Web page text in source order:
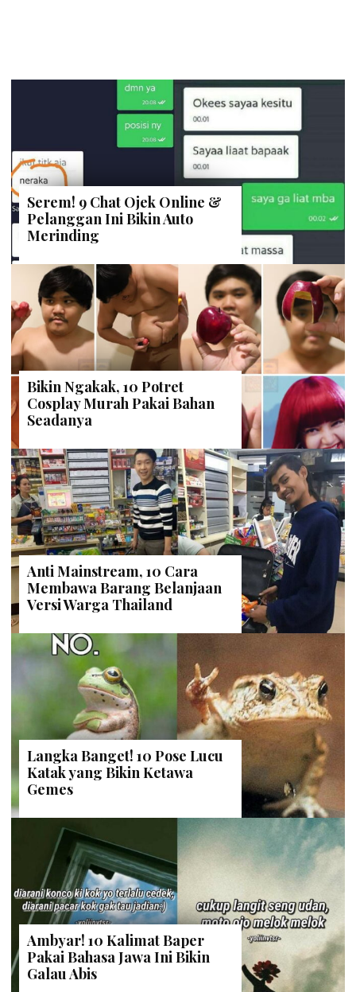
Serem! 9 Chat Ojek Online &
Pelanggan Ini Bikin Auto
Merinding
Bikin Ngakak, 10 Potret
Cosplay Murah Pakai Bahan
Seadanya
Anti Mainstream, 10 Cara
Membawa Barang Belanjaan
Versi Warga Thailand
Langka Banget! 10 Pose Lucu
Katak yang Bikin Ketawa
Gemes
Ambyar! 10 Kalimat Baper
Pakai Bahasa Jawa Ini Bikin
Galau Abis